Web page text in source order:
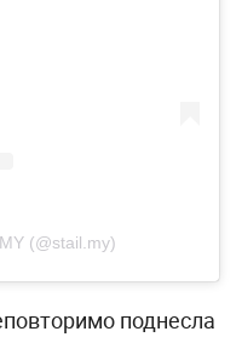
(@stail.my)
поднесла